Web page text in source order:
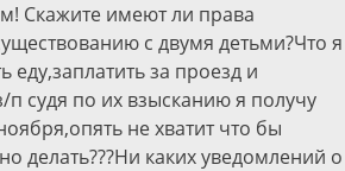
Скажите имеют ли права
с двумя детьми?Что я
еду,заплатить за проезд и
п судя по их взысканию я получу
не хватит что бы
делать???Ни каких уведомлений о